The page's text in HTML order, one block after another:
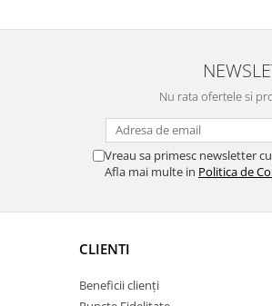
Nu rata ofertele si
Vreau sa primesc newsletter
Afla mai multe in Politica de
CLIENTI
Beneficii clienți